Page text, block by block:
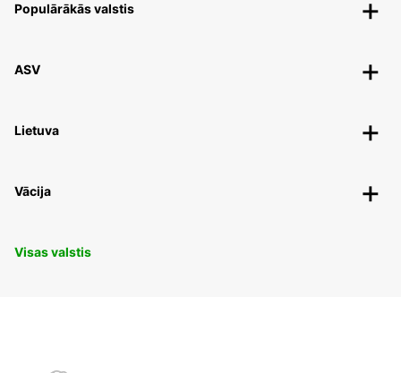
Populārākās valstis
ASV
Lietuva
Vācija
Visas valstis